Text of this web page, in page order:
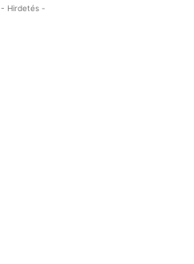
- Hirdetés -